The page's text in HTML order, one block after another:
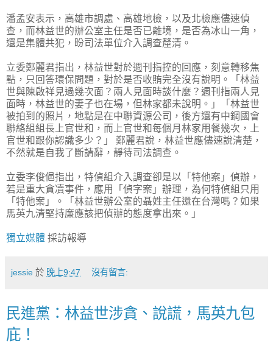
潘孟安表示，高雄市調處、高雄地檢，以及北檢應儘速偵
查，而林益世的辦公室主任是否已離境，是否為冰山一角，
還是集體共犯，盼司法單位介入調查釐清。
立委鄭麗君指出，林益世對於週刊指控的回應，刻意轉移焦
點，只回答環保問題，對於是否收賄完全沒有說明。「林益
世與陳啟祥見過幾次面？兩人見面時談什麼？週刊指兩人見
面時­，林益世的妻子也在場，但林家都未說明。」「林益世
被拍到的照片，地點是在中聯資源公司，後方還有中鋼國會
聯絡組組長上官世和，而上官世和每個月林家用餐幾次，上
官世和跟­你認識多少？」 鄭麗君說，林益世應儘速說清楚，
不然就是自我了斷請辭，靜待司法調查。
立委李俊俋指出，特偵組介入調查卻是以「特他案」偵辦，
若是重大貪凟事件，應用「偵字案」辦理，為何特偵組只用
「特他案」。「林益世辦公室的聶姓主任還在台灣嗎？如果
馬英­九清堅持廉應該把偵辦的態度拿出來。」
獨立媒體 採訪報導
jessie 於 晚上9:47 沒有留言:
民進黨：林益世涉貪、說謊，馬英九包
庇！